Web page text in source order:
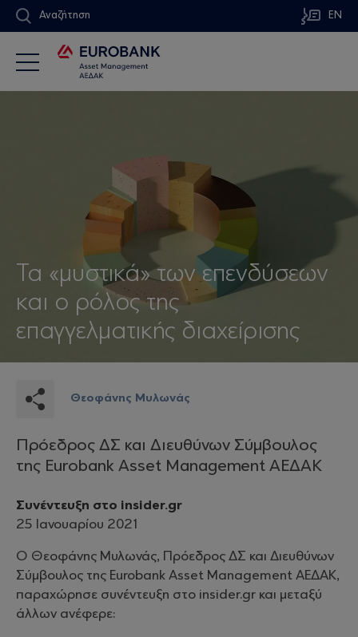
Αναζήτηση EN
Τα «μυστικά» των επενδύσεων
και ο ρόλος της
επαγγελματικής διαχείρισης
Θεοφάνης Μυλωνάς
Πρόεδρος ΔΣ και Διευθύνων Σύμβουλος
της Eurobank Asset Management ΑΕΔΑΚ
Συνέντευξη στο insider.gr
25 Ιανουαρίου 2021
Ο Θεοφάνης Μυλωνάς, Πρόεδρος ΔΣ και Διευθύνων
Σύμβουλος της Eurobank Asset Management ΑΕΔΑΚ,
παραχώρησε συνέντευξη στο insider.gr και μεταξύ
άλλων ανέφερε: